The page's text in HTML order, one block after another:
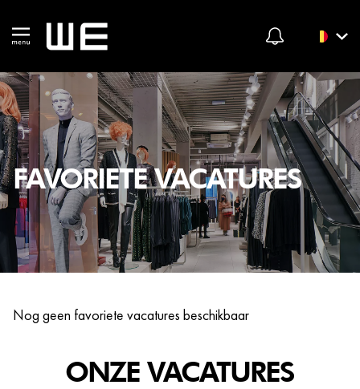
FAVORIETE VACATURES
Nog geen favoriete vacatures beschikbaar
ONZE VACATURES